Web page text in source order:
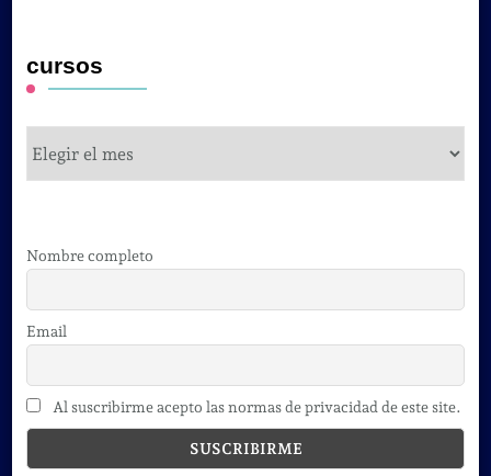
cursos
Nombre completo
Email
Al suscribirme acepto las normas de privacidad de este site.